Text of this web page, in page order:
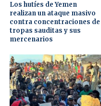
Los hutíes de Yemen
realizan un ataque masivo
contra concentraciones de
tropas sauditas y sus
mercenarios